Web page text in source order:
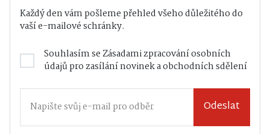
Každý den vám pošleme přehled všeho důležitého do
vaší e-mailové schránky.
Souhlasím seZásadami zpracování osobních
údajůpro zasílání novinek a obchodních sdělení
Odeslat